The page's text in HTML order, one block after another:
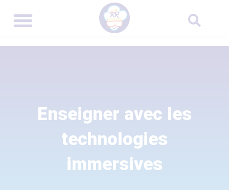
Enseigner avec les
technologies
immersives​